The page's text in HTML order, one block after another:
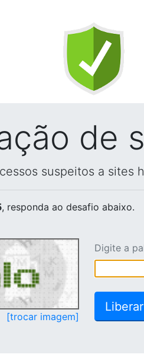
de
suspeitos a sites
, responda ao desafio abaixo.
[trocar imagem]
Digite a